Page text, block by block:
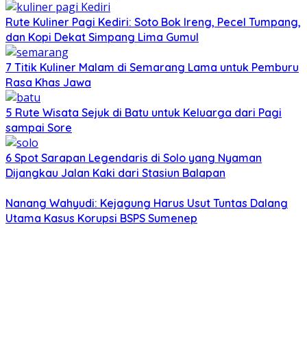
Rute Kuliner Pagi Kediri: Soto Bok Ireng, Pecel Tumpang,
dan Kopi Dekat Simpang Lima Gumul
7 Titik Kuliner Malam di Semarang Lama untuk Pemburu
Rasa Khas Jawa
5 Rute Wisata Sejuk di Batu untuk Keluarga dari Pagi
sampai Sore
6 Spot Sarapan Legendaris di Solo yang Nyaman
Dijangkau Jalan Kaki dari Stasiun Balapan
Nanang Wahyudi: Kejagung Harus Usut Tuntas Dalang
Utama Kasus Korupsi BSPS Sumenep